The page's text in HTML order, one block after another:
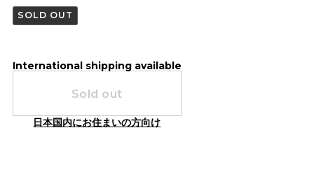
SOLD OUT
International shipping available
Sold out
日本国内にお住まいの方向け